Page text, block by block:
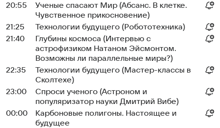
20:55
Ученые спасают Мир (Абсанс. В клетке.
Чувственное прикосновение)
21:25
Технологии будущего (Робототехника)
21:40
Глубины космоса (Интервью с
астрофизиком Натаном Эйсмонтом.
Возможны ли параллельные миры?)
22:35
Технологии будущего (Мастер-классы в
Сколтехе)
23:00
Спроси ученого (Астроном и
популяризатор науки Дмитрий Вибе)
00:00
Карбоновые полигоны. Настоящее и
будущее